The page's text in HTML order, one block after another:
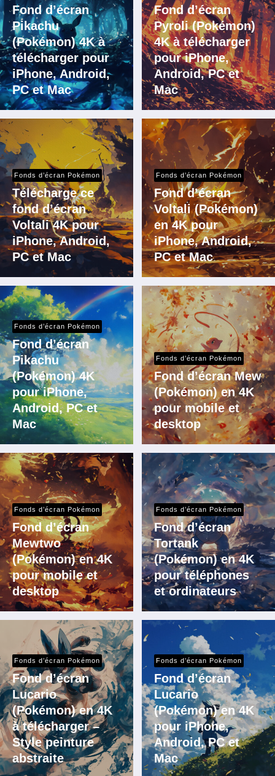
Fond d’écran
Pikachu
(Pokémon) 4K à
télécharger pour
iPhone, Android,
PC et Mac
Fond d’écran
Pyroli (Pokémon)
4K à télécharger
pour iPhone,
Android, PC et
Mac
Fonds d’écran Pokémon
Télécharge ce
fond d’écran
Voltali 4K pour
iPhone, Android,
PC et Mac
Fonds d’écran Pokémon
Fond d’écran
Voltali (Pokémon)
en 4K pour
iPhone, Android,
PC et Mac
Fonds d’écran Pokémon
Fond d’écran
Pikachu
(Pokémon) 4K
pour iPhone,
Android, PC et
Mac
Fonds d’écran Pokémon
Fond d’écran Mew
(Pokémon) en 4K
pour mobile et
desktop
Fonds d’écran Pokémon
Fond d’écran
Mewtwo
(Pokémon) en 4K
pour mobile et
desktop
Fonds d’écran Pokémon
Fond d’écran
Tortank
(Pokémon) en 4K
pour téléphones
et ordinateurs
Fonds d’écran Pokémon
Fond d’écran
Lucario
(Pokémon) en 4K
à télécharger –
Style peinture
abstraite
Fonds d’écran Pokémon
Fond d’écran
Lucario
(Pokémon) en 4K
pour iPhone,
Android, PC et
Mac